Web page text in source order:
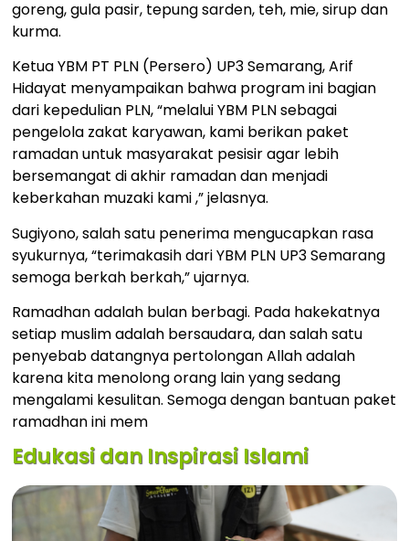
goreng, gula pasir, tepung sarden, teh, mie, sirup dan
kurma.
Ketua YBM PT PLN (Persero) UP3 Semarang, Arif
Hidayat menyampaikan bahwa program ini bagian
dari kepedulian PLN, “melalui YBM PLN sebagai
pengelola zakat karyawan, kami berikan paket
ramadan untuk masyarakat pesisir agar lebih
bersemangat di akhir ramadan dan menjadi
keberkahan muzaki kami ,” jelasnya.
Sugiyono, salah satu penerima mengucapkan rasa
syukurnya, “terimakasih dari YBM PLN UP3 Semarang
semoga berkah berkah,” ujarnya.
Ramadhan adalah bulan berbagi. Pada hakekatnya
setiap muslim adalah bersaudara, dan salah satu
penyebab datangnya pertolongan Allah adalah
karena kita menolong orang lain yang sedang
mengalami kesulitan. Semoga dengan bantuan paket
ramadhan ini mem
Edukasi dan Inspirasi Islami